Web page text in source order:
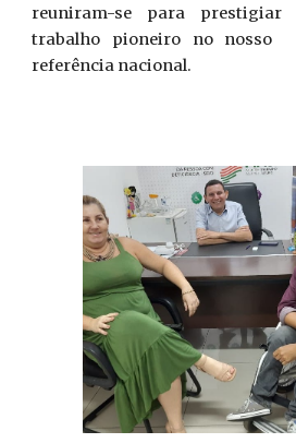
reuniram-se para prestigiar
trabalho pioneiro no nosso
referência nacional.